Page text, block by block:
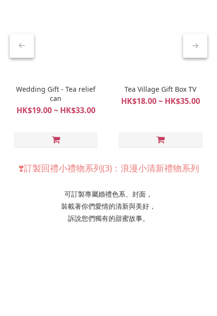
Wedding Gift - Tea relief
can
HK$19.00 ~ HK$33.00
Tea Village Gift Box TV
HK$18.00 ~ HK$35.00
❣️訂製回禮小禮物系列(3)：浪漫小清新禮物系列
可訂製專屬婚禮色系、封面，
裝載著你們愛情的清新與美好，
訴說您們獨有的甜蜜故事。